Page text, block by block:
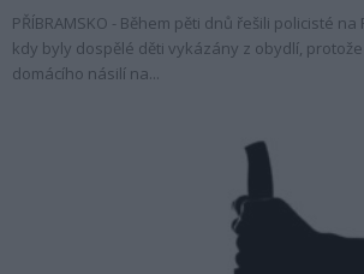
PŘÍBRAMSKO - Během pěti dnů řešili policisté
kdy byly dospělé děti vykázány z obydlí,
domácího násilí na...